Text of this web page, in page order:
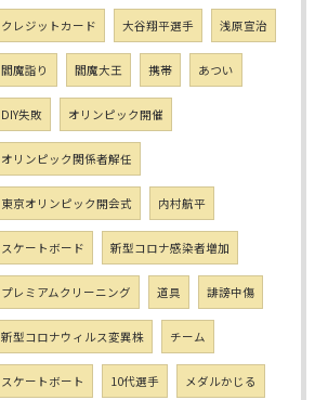
クレジットカード 大谷翔平選手 浅原宣治
閻魔詣り 閻魔大王 携帯 あつい
DIY失敗 オリンピック開催
オリンピック関係者解任
東京オリンピック開会式 内村航平
スケートボード 新型コロナ感染者増加
プレミアムクリーニング 道具 誹謗中傷
新型コロナウィルス変異株 チーム
スケートボート 10代選手 メダルかじる